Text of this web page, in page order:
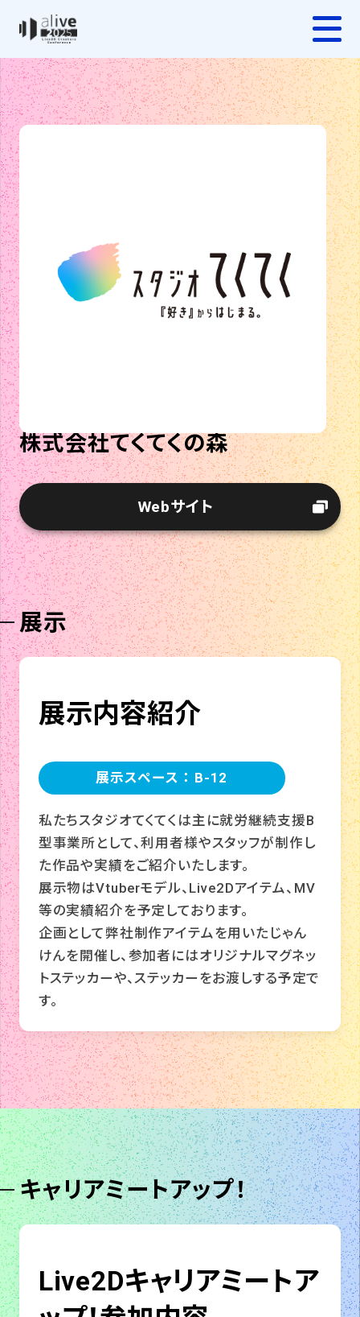
株式会社てくてくの森
Webサイト
展示
展示内容紹介
展示スペース ： B-12
私たちスタジオてくてくは主に就労継続支援B
型事業所として、利用者様やスタッフが制作し
た作品や実績をご紹介いたします。
展示物はVtuberモデル、Live2Dアイテム、MV
等の実績紹介を予定しております。
企画として弊社制作アイテムを用いたじゃん
けんを開催し、参加者にはオリジナルマグネッ
トステッカーや、ステッカーをお渡しする予定で
す。
キャリアミートアップ！
Live2Dキャリアミートア